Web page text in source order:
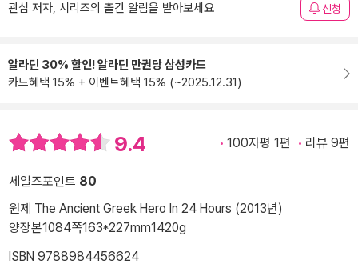
관심 저자, 시리즈의 출간 알림을 받아보세요 신청
알라딘 30% 할인! 알라딘 만권당 삼성카드
카드혜택 15% + 이벤트혜택 15% (~2025.12.31)
9.4 100자평 1편 리뷰 9편
세일즈포인트 80
원제 The Ancient Greek Hero In 24 Hours (2013년)
양장본1084쪽163*227mm1420g
ISBN 9788984456624